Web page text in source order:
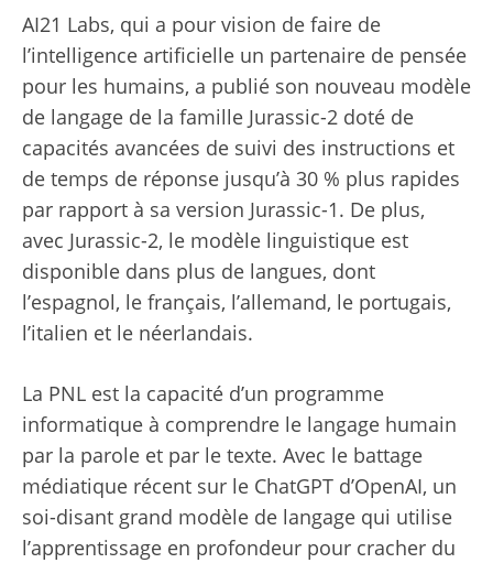
AI21 Labs, qui a pour vision de faire de
l’intelligence artificielle un partenaire de pensée
pour les humains, a publié son nouveau modèle
de langage de la famille Jurassic-2 doté de
capacités avancées de suivi des instructions et
de temps de réponse jusqu’à 30 % plus rapides
par rapport à sa version Jurassic-1. De plus,
avec Jurassic-2, le modèle linguistique est
disponible dans plus de langues, dont
l’espagnol, le français, l’allemand, le portugais,
l’italien et le néerlandais.
La PNL est la capacité d’un programme
informatique à comprendre le langage humain
par la parole et par le texte. Avec le battage
médiatique récent sur le ChatGPT d’OpenAI, un
soi-disant grand modèle de langage qui utilise
l’apprentissage en profondeur pour cracher du